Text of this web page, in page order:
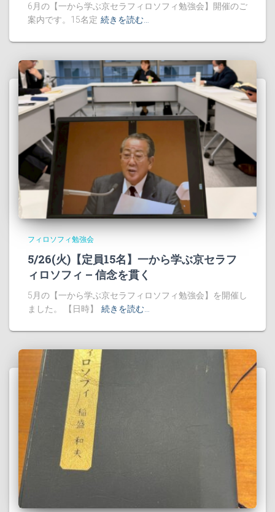
6月の【一から学ぶ京セラフィロソフィ勉強会】開催のご
案内です。15名定 続きを読む…
フィロソフィ勉強会
5/26(火)【定員15名】一から学ぶ京セラフ
ィロソフィ – 信念を貫く
5月の【一から学ぶ京セラフィロソフィ勉強会】を開催し
ました。 【日時】
続きを読む…